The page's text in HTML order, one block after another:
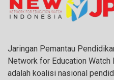
Jaringan Pemantau
Network for Education Watch
adalah koalisi nasional